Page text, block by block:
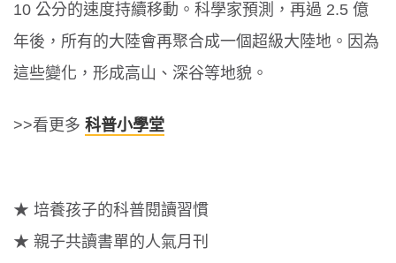
10 公分的速度持續移動。科學家預測，再過 2.5 億
年後，所有的大陸會再聚合成一個超級大陸地。因為
這些變化，形成高山、深谷等地貌。
>>看更多 科普小學堂
★ 培養孩子的科普閱讀習慣
★ 親子共讀書單的人氣月刊